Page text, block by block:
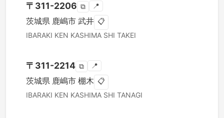
〒 311-2206 ⧉ 📍
茨城県 鹿嶋市 武井 📋
IBARAKI KEN KASHIMA SHI TAKEI
〒 311-2214 ⧉ 📍
茨城県 鹿嶋市 棚木 📋
IBARAKI KEN KASHIMA SHI TANAGI